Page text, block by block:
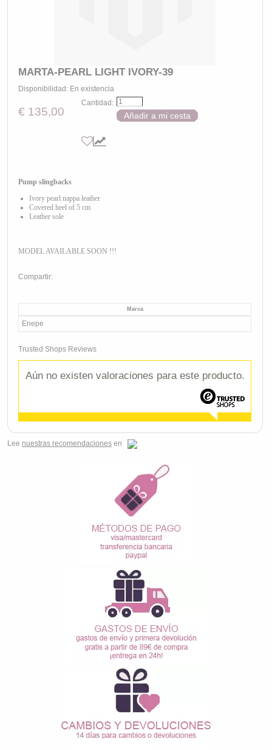
MARTA-PEARL LIGHT IVORY-39
Disponibilidad: En existencia
€ 135,00
Cantidad:
Añadir a mi cesta
Pump slingbacks
Ivory pearl nappa leather
Covered heel of 5 cm
Leather sole
MODEL AVAILABLE SOON !!!
Compartir:
Marca
Enepe
Trusted Shops Reviews
Aún no existen valoraciones para este producto.
Lee nuestras recomendaciones en